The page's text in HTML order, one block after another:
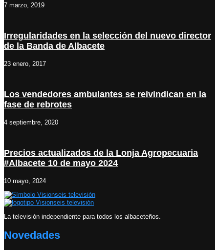
7 marzo, 2019
Irregularidades en la selección del nuevo director
de la Banda de Albacete
23 enero, 2017
Los vendedores ambulantes se reivindican en la
fase de rebrotes
4 septiembre, 2020
Precios actualizados de la Lonja Agropecuaria
#Albacete 10 de mayo 2024
10 mayo, 2024
La televisión independiente para todos los albaceteños.
Novedades